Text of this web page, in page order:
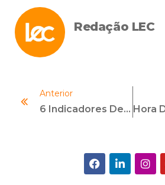
Redação LEC
Anterior
6 Indicadores De Compliance De Peso Estratégico!